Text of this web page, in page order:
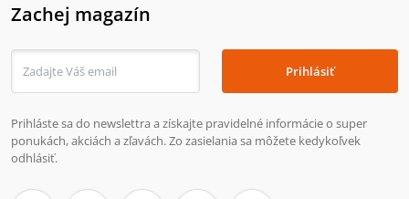
Zachej magazín
Prihlásiť
Prihláste sa do newslettra a získajte pravidelné informácie o super
ponukách, akciách a zľavách. Zo zasielania sa môžete kedykoľvek
odhlásiť.